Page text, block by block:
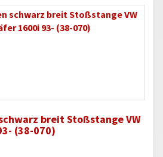
breit Stoßstange VW
(38-070)